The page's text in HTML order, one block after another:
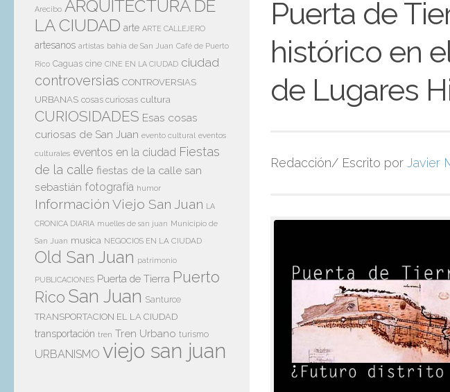
Puerta de
histórico en
de Lugares
Redacción/ Escrito por Javier
Arecibo ARQUITECTURA DE
LA CIUDAD arte ARTE CALLEJERO
artesanos artistas bahía de San Juan Café de Puerto
Rico Caguas cine CINE EN LA CIUDAD ciudad
controversias CONTROVERSIAS
URBANAS cosas curiosas cultura
CURIOSIDADES Esas cosas
curiosas de San Juan evento cultural eventos
culturales eventos en la ciudad Fiestas
de la calle fiestas de la calle san
sebastián fotografía humor
Información Viejo San Juan LA
CRONICA DIARIA muelles de san juan Municipio de
San Juan musica NEGOCIOS EN LA CIUDAD
Old San Juan patrimonio
PUBLICACIONES Puerta de Tierra Puerto
Rico San Juan Santurce
TRANSPORTACION EL LA CIUDAD
transportación tren Tren Urbano turismo
URBANISMO viejo san juan